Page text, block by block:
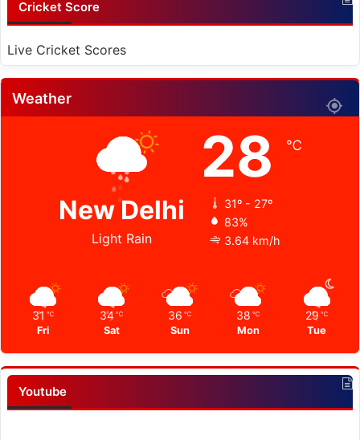
Cricket Score
Live Cricket Scores
Weather
New Delhi
Light Rain
28 ℃
31º - 27º
83%
3.64 km/h
31 ℃
Fri
34 ℃
Sat
36 ℃
Sun
38 ℃
Mon
29 ℃
Tue
Youtube